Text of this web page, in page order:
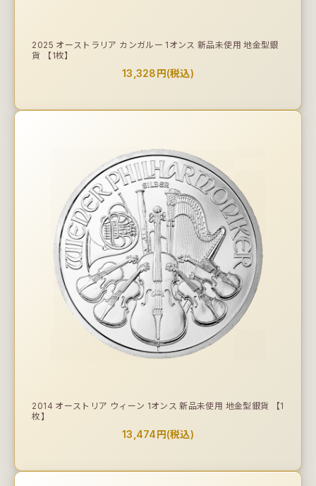
2025 オーストラリア カンガルー 1オンス 新品未使用 地金型銀
貨 【1枚】
13,328円(税込)
2014 オーストリア ウィーン 1オンス 新品未使用 地金型銀貨 【1
枚】
13,474円(税込)